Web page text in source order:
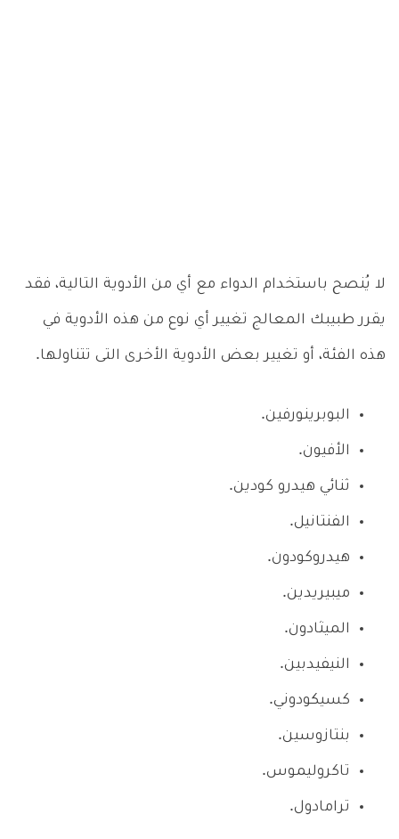
لا يُنصح باستخدام الدواء مع أي من الأدوية التالية، فقد
يقرر طبيبك المعالج تغيير أي نوع من هذه الأدوية في
هذه الفئة، أو تغيير بعض الأدوية الأخرى التى تتناولها.
البوبرينورفين.
الأفيون.
ثنائي هيدرو كودين.
الفنتانيل.
هيدروكودون.
ميبيريدين.
الميثادون.
النيفيدبين.
كسيكودوني.
بنتازوسين.
تاكروليموس.
ترامادول.